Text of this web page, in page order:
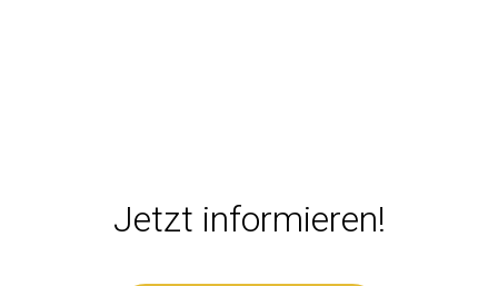
Jetzt informieren!